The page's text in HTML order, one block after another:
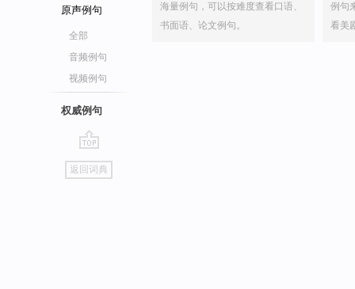
原声例句
全部
音频例句
视频例句
权威例句
go
top
返回词典
海量例句，可以按难度查看口语、
书面语、论文例句。
例句
看美